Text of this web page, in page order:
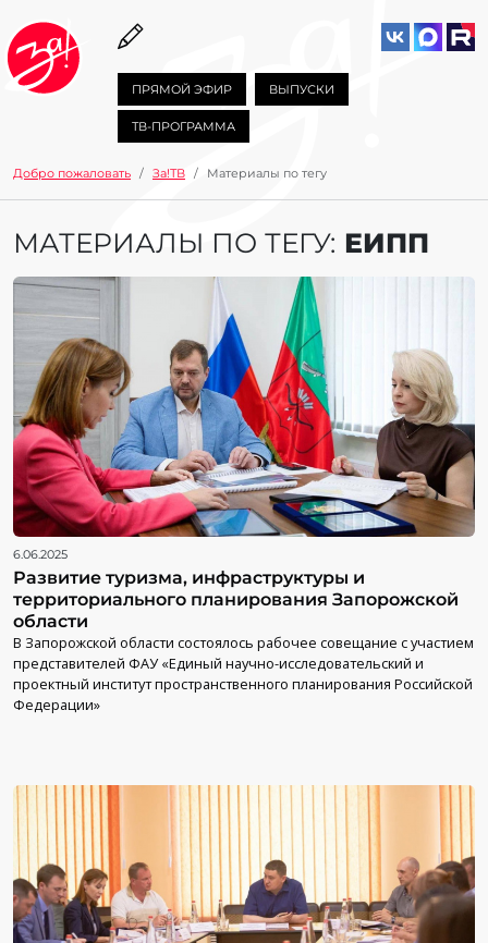
ПРЯМОЙ ЭФИР ВЫПУСКИ
ТВ-ПРОГРАММА
Добро пожаловать За!ТВ Материалы по тегу
МАТЕРИАЛЫ ПО ТЕГУ: ЕИПП
6.06.2025
Развитие туризма, инфраструктуры и
территориального планирования Запорожской
области
В Запорожской области состоялось рабочее совещание с участием
представителей ФАУ «Единый научно-исследовательский и
проектный институт пространственного планирования Российской
Федерации»